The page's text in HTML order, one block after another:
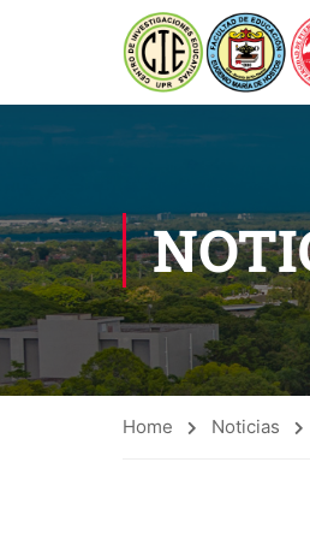
Home Noticias